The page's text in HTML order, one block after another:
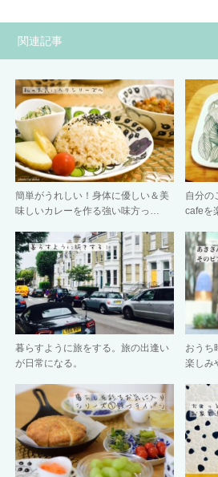
関連記事
簡単がうれしい！身体に優しい＆美
味しいカレーを作る強い味方っ…
自分の
cafeを
暮らすように旅をする。旅の出逢い
が日常になる。
おうち
楽しみ